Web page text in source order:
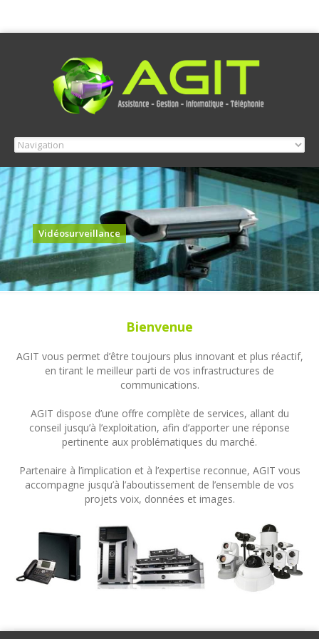
Vidéosurveillance
Bienvenue
AGIT vous permet d’être toujours plus innovant et plus réactif,
en tirant le meilleur parti de vos infrastructures de
communications.
AGIT dispose d’une offre complète de services, allant du
conseil jusqu’à l’exploitation, afin d’apporter une réponse
pertinente aux problématiques du marché.
Partenaire à l’implication et à l’expertise reconnue, AGIT vous
accompagne jusqu’à l’aboutissement de l’ensemble de vos
projets voix, données et images.